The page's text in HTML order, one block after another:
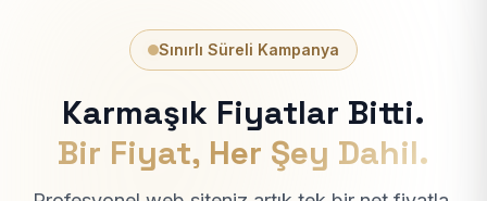
Sınırlı Süreli Kampanya
Karmaşık Fiyatlar Bitti.
Bir Fiyat, Her Şey Dahil.